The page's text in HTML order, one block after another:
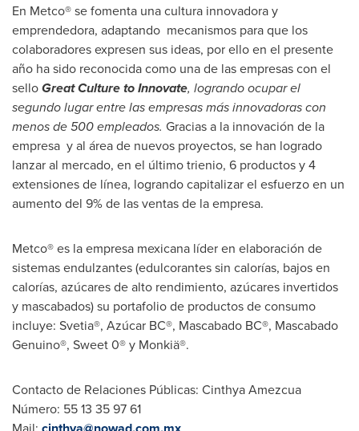
En Metco® se fomenta una cultura innovadora y
emprendedora, adaptando mecanismos para que los
colaboradores expresen sus ideas, por ello en el presente
año ha sido reconocida como una de las empresas con el
selloGreat Culture to Innovate, logrando ocupar el
segundo lugar entre las empresas más innovadoras con
menos de 500 empleados. Gracias a la innovación de la
empresa y al área de nuevos proyectos, se han logrado
lanzar al mercado, en el último trienio, 6 productos y 4
extensiones de línea, logrando capitalizar el esfuerzo en un
aumento del 9% de las ventas de la empresa.
Metco® es la empresa mexicana líder en elaboración de
sistemas endulzantes (edulcorantes sin calorías, bajos en
calorías, azúcares de alto rendimiento, azúcares invertidos
y mascabados) su portafolio de productos de consumo
incluye: Svetia®, Azúcar BC®, Mascabado BC®, Mascabado
Genuino®, Sweet 0® y Monkiä®.
Contacto de Relaciones Públicas: Cinthya Amezcua
Número: 55 13 35 97 61